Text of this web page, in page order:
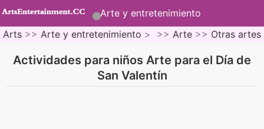
Arte y entretenimiento
Arts >> Arte y entretenimiento > >> Arte >> Otras artes
Actividades para niños Arte para el Día de
San Valentín